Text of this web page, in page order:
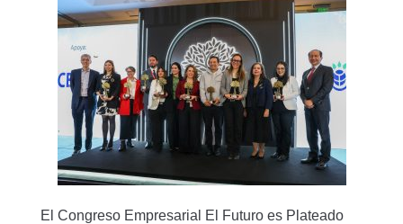
El Congreso Empresarial El Futuro es Plateado